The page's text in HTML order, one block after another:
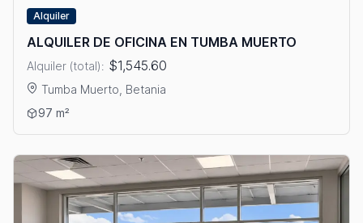
Alquiler
ALQUILER DE OFICINA EN TUMBA MUERTO
Alquiler (total): $1,545.60
Tumba Muerto, Betania
Ver detalles: ALQUILER DE OFICINA EN TUMBA MUERTO
97 m²